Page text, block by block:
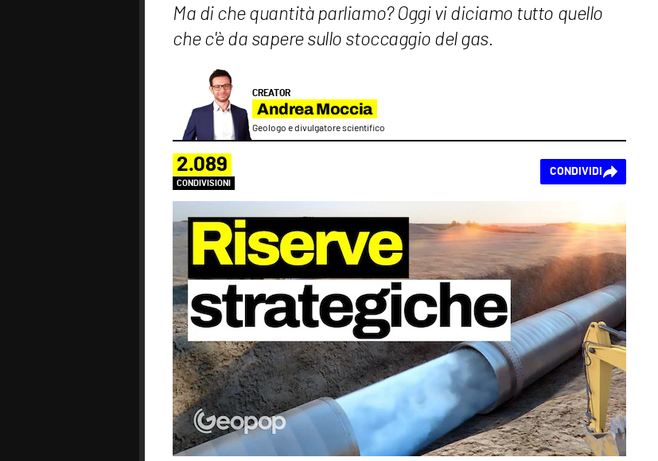
Ma di che quantità parliamo? Oggi vi diciamo tutto quello
che c'è da sapere sullo stoccaggio del gas.
CREATOR
Andrea Moccia
Geologo e divulgatore scientifico
2.089
CONDIVISIONI
CONDIVIDI